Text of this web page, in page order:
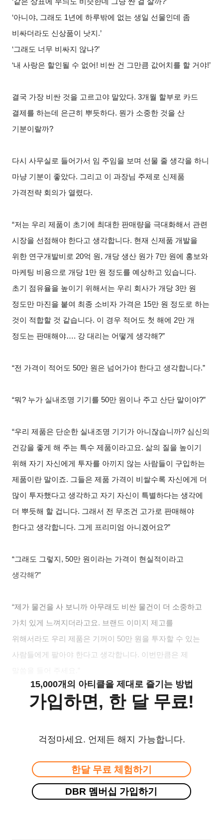
‘아니야, 그래도 1년에 하루밖에 없는 생일 선물인데 좀
비싸더라도 신상품이 낫지.’
‘그래도 너무 비싸지 않나?’
‘내 사랑은 할인될 수 없어! 비싼 건 그만큼 값어치를 할 거야!’
결국 가장 비싼 것을 고르고야 말았다. 3개월 할부로 카드
결제를 하는데 은근히 뿌듯하다. 뭔가 소중한 것을 산
기분이랄까?
다시 사무실로 들어가서 임 주임을 보며 선물 줄 생각을 하니
마냥 기분이 좋았다. 그리고 이 과장님 주제로 신제품
가격전략 회의가 열렸다.
“저는 우리 제품이 초기에 최대한 판매량을 극대화해서 관련
시장을 선점해야 한다고 생각합니다. 현재 신제품 개발을
위한 연구개발비로 20억 원, 개당 생산 원가 7만 원에 홍보와
마케팅 비용으로 개당 1만 원 정도를 예상하고 있습니다.
초기 점유율을 높이기 위해서는 우리 회사가 개당 3만 원
정도만 마진을 붙여 최종 소비자 가격은 15만 원 정도로 하는
것이 적합할 것 같습니다. 이 경우 적어도 첫 해에 2만 개
정도는 판매해야…. 강 대리는 어떻게 생각해?”
“전 가격이 적어도 50만 원은 넘어가야 한다고 생각합니다.”
“뭐? 누가 실내조명 기기를 50만 원이나 주고 산단 말이야?”
“우리 제품은 단순한 실내조명 기기가 아니잖습니까? 심신의
건강을 좋게 해 주는 특수 제품이라고요. 삶의 질을 높이기
위해 자기 자신에게 투자를 아끼지 않는 사람들이 구입하는
제품이란 말이죠. 그들은 제품 가격이 비쌀수록 자신에게 더
많이 투자했다고 생각하고 자기 자신이 특별하다는 생각에
더 뿌듯해 할 겁니다. 그래서 전 무조건 고가로 판매해야
한다고 생각합니다. 그게 프리미엄 아니겠어요?”
“그래도 그렇지, 50만 원이라는 가격이 현실적이라고
생각해?”
“제가 물건을 사 보니까 아무래도 비싼 물건이 더 소중하고
가치 있게 느껴지더라고요. 브랜드 이미지 제고를
위해서라도 우리 제품은 기꺼이 50만 원을 투자할 수 있는
사람들에게 팔아야 한다고 생각합니다. 이번만큼은 제
15,000개의 아티클을 제대로 즐기는 방법
가입하면, 한 달 무료!
걱정마세요. 언제든 해지 가능합니다.
한달 무료 체험하기
DBR 멤버십 가입하기